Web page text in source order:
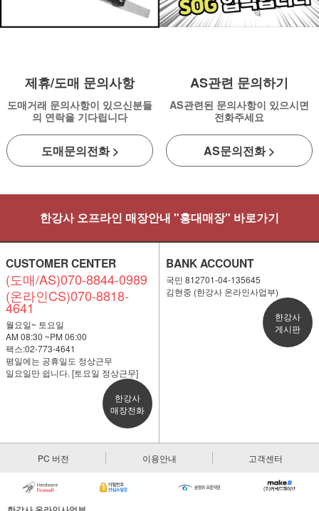
제휴/도매 문의사항
도매거래 문의사항이 있으신분들
의 연락을 기다립니다
도매문의전화 >
AS관련 문의하기
AS관련된 문의사항이 있으시면
전화주세요
AS문의전화 >
한강사 오프라인 매장안내 "홍대매장" 바로가기
CUSTOMER CENTER
(도매/AS)070-8844-0989
(온라인CS)070-8818-
4641
월요일~ 토요일
AM 08:30 ~PM 06:00
팩스:02-773-4641
평일에는 공휴일도 정상근무
일요일만 쉽니다. [토요일 정상근무]
한강사
매장전화
BANK ACCOUNT
국민 812701-04-135645
김현중 (한강사 온라인사업부)
한강사
게시판
PC 버전 이용안내 고객센터